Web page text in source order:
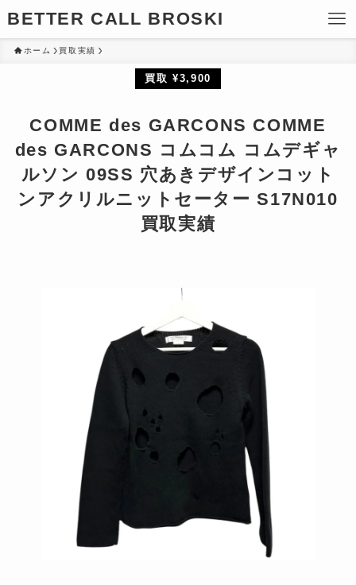
BETTER CALL BROSKI
ホーム 買取実績
買取 ¥3,900
COMME des GARCONS COMME
des GARCONS コムコム コムデギャ
ルソン 09SS 穴あきデザインコット
ンアクリルニットセーター S17N010
買取実績